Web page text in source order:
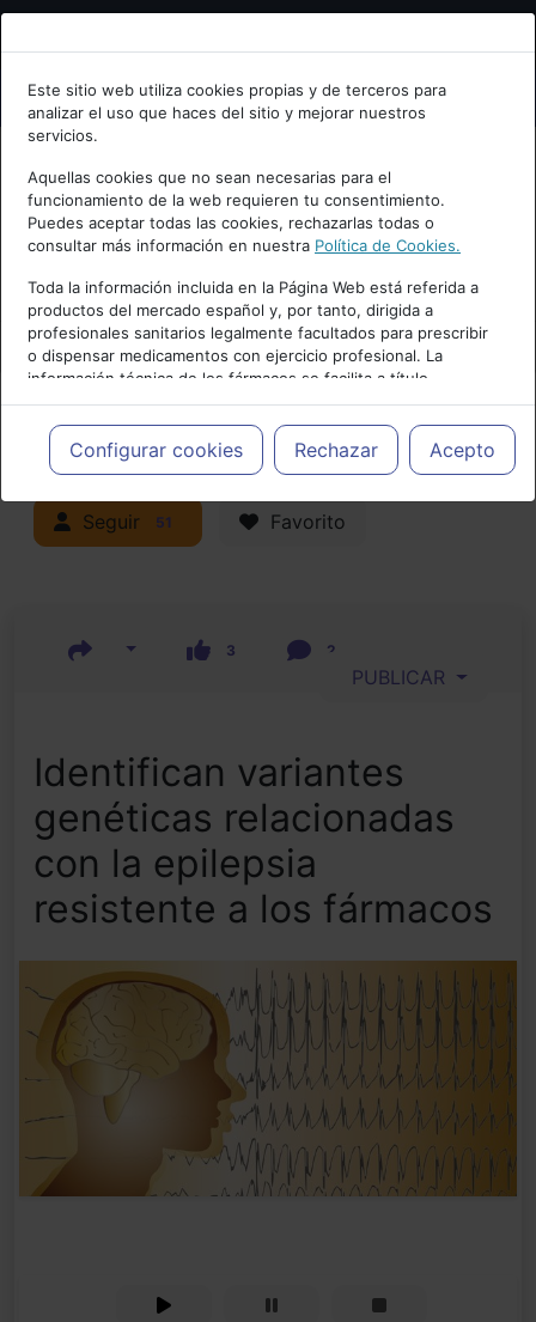
Bienvenid@ a psiquiatria.com
Escribe tu Email
Accede o regístrate con tu email.
Cancelar
Este sitio web utiliza cookies propias y de terceros para
analizar el uso que haces del sitio y mejorar nuestros
servicios.
Aquellas cookies que no sean necesarias para el
funcionamiento de la web requieren tu consentimiento.
Puedes aceptar todas las cookies, rechazarlas todas o
consultar más información en nuestra Política de Cookies.
Toda la información incluida en la Página Web está referida a
productos del mercado español y, por tanto, dirigida a
profesionales sanitarios legalmente facultados para prescribir
o dispensar medicamentos con ejercicio profesional. La
información técnica de los fármacos se facilita a título
meramente informativo, siendo responsabilidad de los
profesionales facultados prescribir medicamentos y decidir, en
cada caso concreto, el tratamiento más adecuado a las
necesidades del paciente.
Configurar cookies Rechazar Acepto
Actualidad y Artículos|
Neuropsiquiatría y Neurología
Seguir 51 Favorito
3 2
PUBLICAR
Identifican variantes
genéticas relacionadas
con la epilepsia
resistente a los fármacos